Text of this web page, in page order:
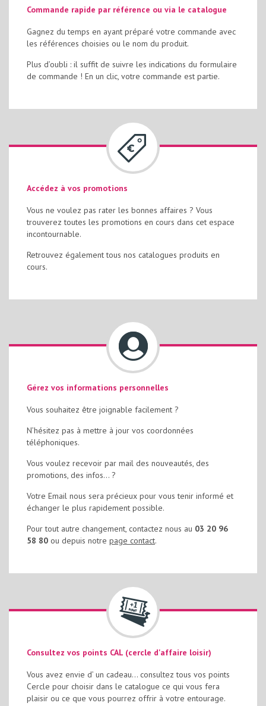
Commande rapide par référence ou via le catalogue
Gagnez du temps en ayant préparé votre commande avec
les références choisies ou le nom du produit.
Plus d’oubli : il suffit de suivre les indications du formulaire
de commande ! En un clic, votre commande est partie.
Accédez à vos promotions
Vous ne voulez pas rater les bonnes affaires ? Vous
trouverez toutes les promotions en cours dans cet espace
incontournable.
Retrouvez également tous nos catalogues produits en
cours.
Gérez vos informations personnelles
Vous souhaitez être joignable facilement ?
N’hésitez pas à mettre à jour vos coordonnées
téléphoniques.
Vous voulez recevoir par mail des nouveautés, des
promotions, des infos… ?
Votre Email nous sera précieux pour vous tenir informé et
échanger le plus rapidement possible.
Pour tout autre changement, contactez nous au 03 20 96
58 80 ou depuis notre page contact.
Consultez vos points CAL (cercle d'affaire loisir)
Vous avez envie d’ un cadeau… consultez tous vos points
Cercle pour choisir dans le catalogue ce qui vous fera
plaisir ou ce que vous pourrez offrir à votre entourage.